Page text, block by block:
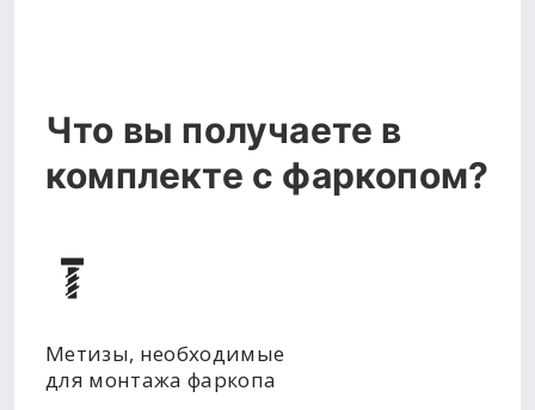
Что вы получаете в
комплекте с фаркопом?
Метизы, необходимые
для монтажа фаркопа